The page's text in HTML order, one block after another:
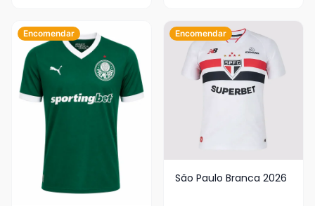
Encomendar Encomendar
São Paulo Branca 2026